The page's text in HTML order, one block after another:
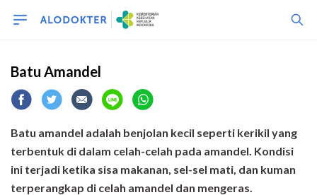
Batu Amandel
Batu amandel adalah benjolan kecil seperti kerikil yang
terbentuk di dalam celah-celah pada amandel. Kondisi
ini terjadi ketika sisa makanan, sel-sel mati, dan kuman
terperangkap di celah amandel dan mengeras.